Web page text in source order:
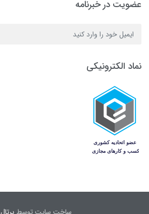
عضویت در خبرنامه
نماد الکترونیکی